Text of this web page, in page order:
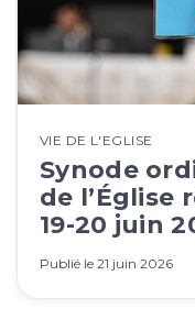
VIE DE L'EGLISE
Synode
de l’Église
19-20 juin
Publié le 21 juin 2026